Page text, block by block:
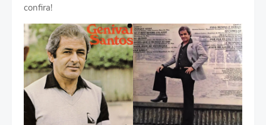
confira!